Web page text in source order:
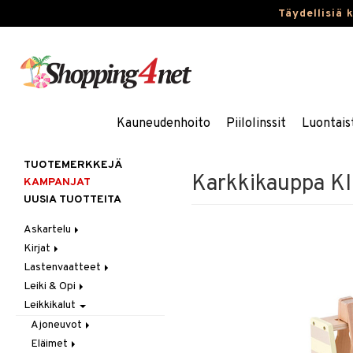
Täydellisiä
Kauneudenhoito Piilolinssit
Karkkikauppa
TUOTEMERKKEJÄ
KAMPANJAT
UUSIA TUOTTEITA
Askartelu
Askartelumateriaalit
Askartelusetti
Helmet
Koulutarvikkeet
Muovailuvaha
Piirrä ja maalaa
Kirjat
Askartelukirjat
Maalauskirjat
Päiväkirjat
Lastenvaatteet
Alaosat
Leggingsit
Alusvaatteet & Sukat
Kengät
Mekot
Leiki & Opi
Opetuslelut
Oppimispelit
Soittimet
Leikkikalut
Ajoneuvot
Autoradat
Eläimet